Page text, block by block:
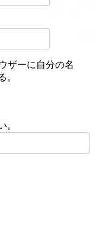
ザーに自分の名
。
。